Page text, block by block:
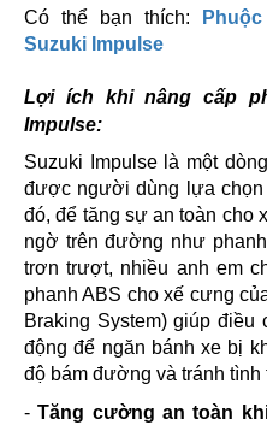
Có thể bạn thích:
Suzuki Impulse
Lợi ích khi nâng cấp
Impulse:
Suzuki Impulse là một
được người dùng lựa chọn
đó, để tăng sự an toàn cho
ngờ trên đường như
trơn trượt, nhiều anh em
phanh ABS cho xế cưng
Braking System) giúp
động để ngăn bánh xe bị
độ bám đường và tránh tình
-Tăng cường an toàn